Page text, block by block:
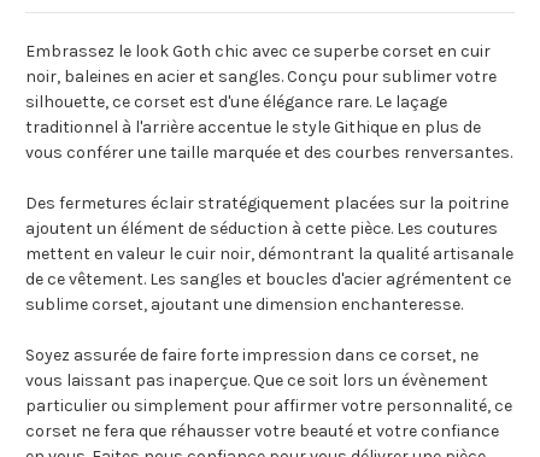
Embrassez le look Goth chic avec ce superbe corset en cuir
noir, baleines en acier et sangles. Conçu pour sublimer votre
silhouette, ce corset est d'une élégance rare. Le laçage
traditionnel à l'arrière accentue le style Githique en plus de
vous conférer une taille marquée et des courbes renversantes.
Des fermetures éclair stratégiquement placées sur la poitrine
ajoutent un élément de séduction à cette pièce. Les coutures
mettent en valeur le cuir noir, démontrant la qualité artisanale
de ce vêtement. Les sangles et boucles d'acier agrémentent ce
sublime corset, ajoutant une dimension enchanteresse.
Soyez assurée de faire forte impression dans ce corset, ne
vous laissant pas inaperçue. Que ce soit lors un évènement
particulier ou simplement pour affirmer votre personnalité, ce
corset ne fera que réhausser votre beauté et votre confiance